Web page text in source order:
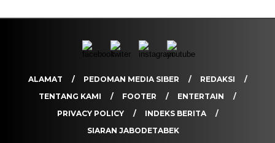
ALAMAT PEDOMAN MEDIA SIBER
REDAKSI
TENTANG KAMI
FOOTER
ENTERTAIN
PRIVACY POLICY
INDEKS BERITA
SIARAN JABODETABEK